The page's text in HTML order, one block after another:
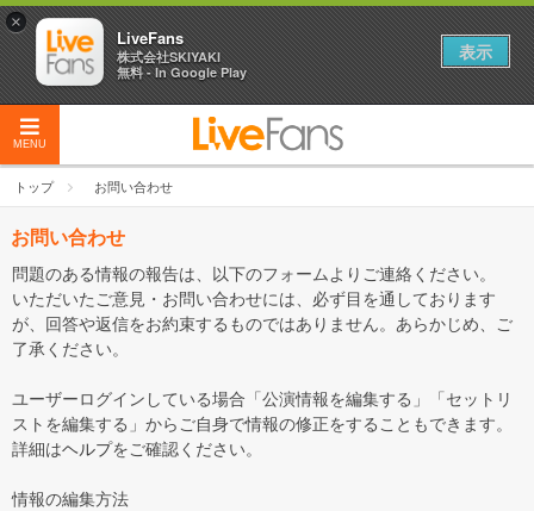
MENU
トップ お問い合わせ
お問い合わせ
問題のある情報の報告は、以下のフォームよりご連絡ください。
いただいたご意見・お問い合わせには、必ず目を通しております
が、回答や返信をお約束するものではありません。あらかじめ、ご
了承ください。
ユーザーログインしている場合「公演情報を編集する」「セットリ
ストを編集する」からご自身で情報の修正をすることもできます。
詳細はヘルプをご確認ください。
情報の編集方法
×
LiveFans
株式会社SKIYAKI
無料 - In Google Play
表示